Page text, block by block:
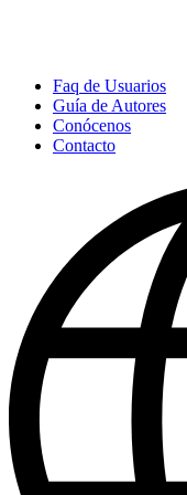
Faq de Usuarios
Guía de Autores
Conócenos
Contacto